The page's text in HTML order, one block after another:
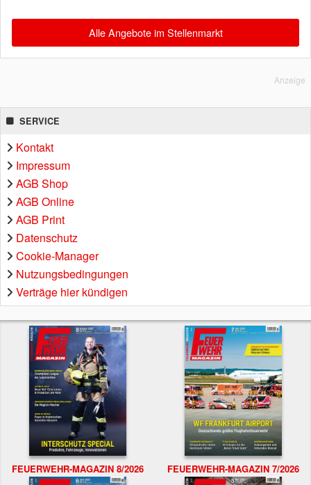
Alle Angebote im Stellenmarkt
Anzeige
SERVICE
Kontakt
Impressum
AGB Shop
AGB Online
AGB Print
Datenschutz
Cookie-Manager
Nutzungsbedingungen
Verträge hier kündigen
FEUERWEHR-MAGAZIN 8/2026 FEUERWEHR-MAGAZIN 7/2026